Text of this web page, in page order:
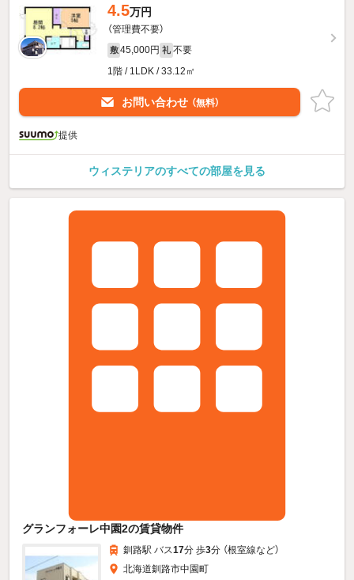
4.5万円
（管理費不要）
敷 45,000円 礼 不要
1階 / 1LDK / 33.12㎡
お問い合わせ （無料）
提供
ウィステリアのすべての部屋を見る
グランフォーレ中園2の賃貸物件
釧路駅 バス17分 歩3分 （根室線など）
北海道釧路市中園町